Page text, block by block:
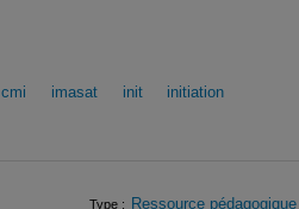
cmi imasat init
initiation
Type : Ressource pédagogique